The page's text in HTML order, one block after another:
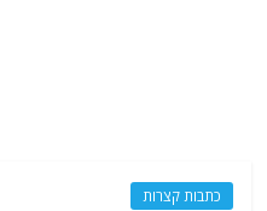
כתבות קצרות